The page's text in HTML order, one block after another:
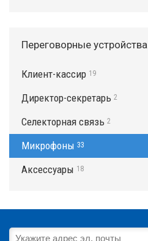
Переговорные устройства
Клиент-кассир 19
Директор-секретарь 2
Селекторная связь 2
Микрофоны 33
Аксессуары 18